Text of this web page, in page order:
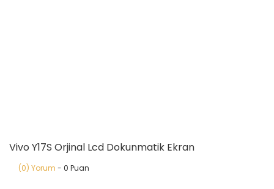
Vivo Y17S Orjinal Lcd Dokunmatik Ekran
(0) Yorum - 0 Puan